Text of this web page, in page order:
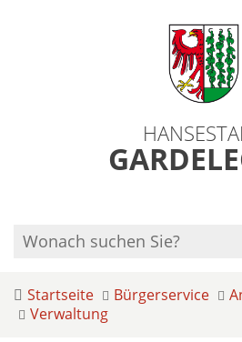
Startseite Bürgerservice
Verwaltung